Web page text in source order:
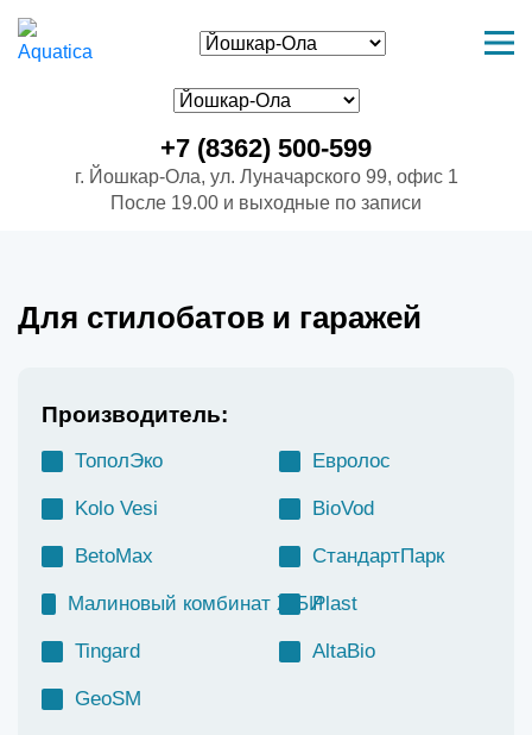
+7 (8362) 500-599
г. Йошкар-Ола, ул. Луначарского 99, офис 1
После 19.00 и выходные по записи
Для стилобатов и гаражей
Производитель:
ТополЭко Евролос
Kolo Vesi BioVod
BetoMax СтандартПарк
Малиновый комбинат ЖБИPlast
Tingard AltaBio
GeoSM